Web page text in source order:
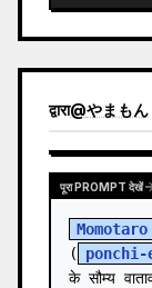
द्वारा@やまもん
पूरा PROMPT देखें
Momotaro
(
ponchi-
के सौम्य